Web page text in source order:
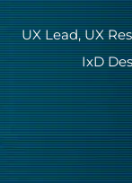
UX Lead, UX
IxD